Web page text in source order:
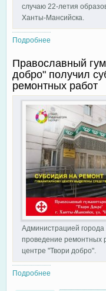
случаю 22-летия
Ханты-Мансийска.
Подробнее
совершил
Православный
добро" получил
ремонтных работ
Администрацией
проведение ремонтных
центре "Твори добро".
Подробнее